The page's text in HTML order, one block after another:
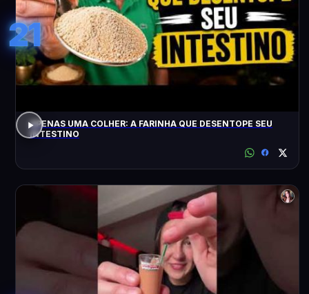
21
APENAS UMA COLHER: A FARINHA QUE DESENTOPE SEU
INTESTINO